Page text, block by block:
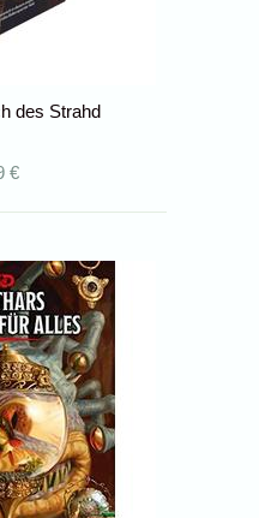
des Strahd
€